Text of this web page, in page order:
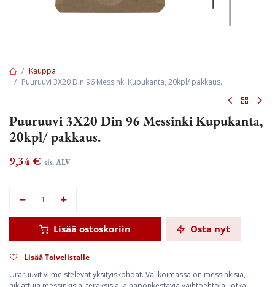
Kauppa
Puuruuvi 3X20 Din 96 Messinki Kupukanta, 20kpl/ pakkaus.
Puuruuvi 3X20 Din 96 Messinki Kupukanta,
20kpl/ pakkaus.
9,34€ sis. ALV
Lisää ostoskoriin Osta nyt
Lisää Toivelistalle
Uraruuvit viimeistelevät yksityiskohdat. Valikoimassa on messinkisiä,